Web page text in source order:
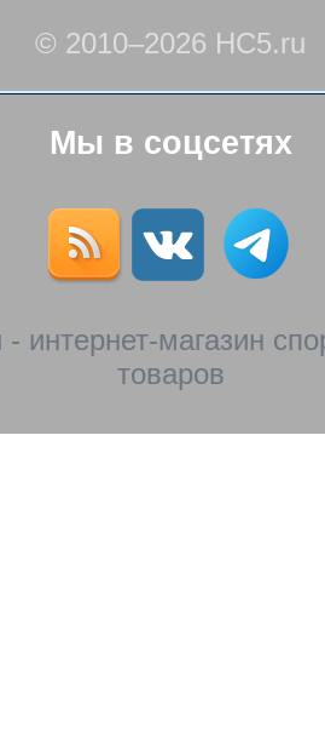
© 2010–2026 HC5.ru
Мы в соцсетях
- интернет-магазин
товаров